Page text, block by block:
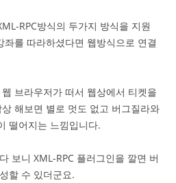
RPC방식의 두가지 방식을 지원
를 따라하셨다면 웹방식으로 연결
브라우저가 떠서 웹상에서 티켓을
해보면 별로 멋도 없고 버그질라와
떨어지는 느낌입니다.
보니 XML-RPC 플러그인을 깔면 버
할 수 있더군요.